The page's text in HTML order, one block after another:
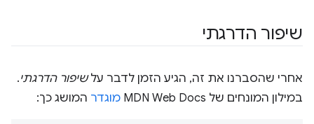
שיפור הדרגתי
אחרי שהסברנו את זה, הגיע הזמן לדבר עלשיפור הדרגתי.
במילון המונחים של MDN Web Docs
מוגדר המושג כך: